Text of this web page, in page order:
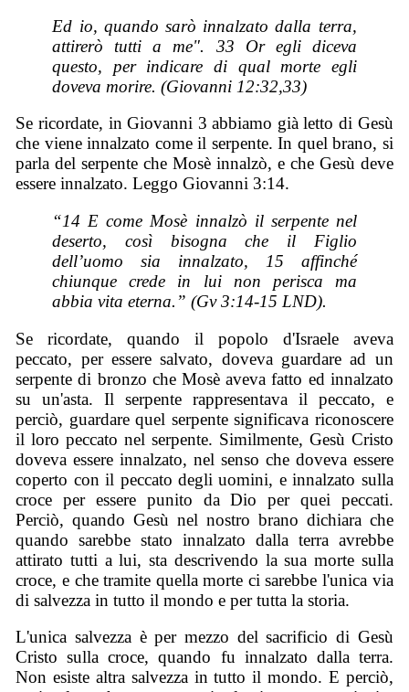
Ed io, quando sarò innalzato dalla terra,
attirerò tutti a me". 33 Or egli diceva
questo, per indicare di qual morte egli
doveva morire. (Giovanni 12:32,33)
Se ricordate, in Giovanni 3 abbiamo già letto di Gesù
che viene innalzato come il serpente. In quel brano, si
parla del serpente che Mosè innalzò, e che Gesù deve
essere innalzato. Leggo Giovanni 3:14.
“14 E come Mosè innalzò il serpente nel
deserto, così bisogna che il Figlio
dell’uomo sia innalzato, 15 affinché
chiunque crede in lui non perisca ma
abbia vita eterna.” (Gv 3:14-15 LND).
Se ricordate, quando il popolo d'Israele aveva
peccato, per essere salvato, doveva guardare ad un
serpente di bronzo che Mosè aveva fatto ed innalzato
su un'asta. Il serpente rappresentava il peccato, e
perciò, guardare quel serpente significava riconoscere
il loro peccato nel serpente. Similmente, Gesù Cristo
doveva essere innalzato, nel senso che doveva essere
coperto con il peccato degli uomini, e innalzato sulla
croce per essere punito da Dio per quei peccati.
Perciò, quando Gesù nel nostro brano dichiara che
quando sarebbe stato innalzato dalla terra avrebbe
attirato tutti a lui, sta descrivendo la sua morte sulla
croce, e che tramite quella morte ci sarebbe l'unica via
di salvezza in tutto il mondo e per tutta la storia.
L'unica salvezza è per mezzo del sacrificio di Gesù
Cristo sulla croce, quando fu innalzato dalla terra.
Non esiste altra salvezza in tutto il mondo. E perciò,